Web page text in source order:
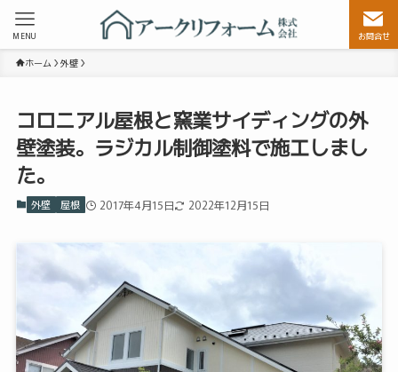
お問合せ
MENU
ホーム 外壁
コロニアル屋根と窯業サイディングの外
壁塗装。ラジカル制御塗料で施工しまし
た。
外壁 屋根 2017年4月15日 2022年12月15日